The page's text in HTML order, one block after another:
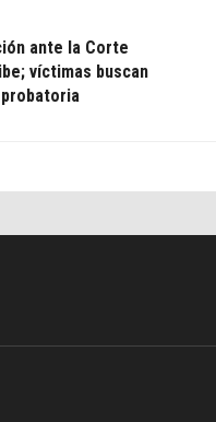
ante la Corte
víctimas buscan